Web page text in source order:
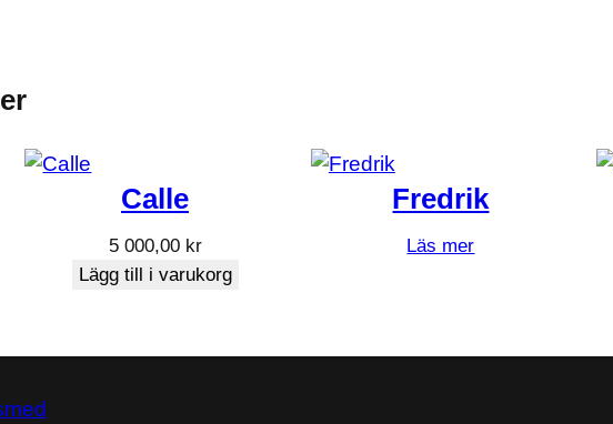
”Ludwig”
publiceras. Obligatoriska fält är märkta*
Calle
5 000,00 kr
Lägg till i varukorg
Fredrik
Läs mer